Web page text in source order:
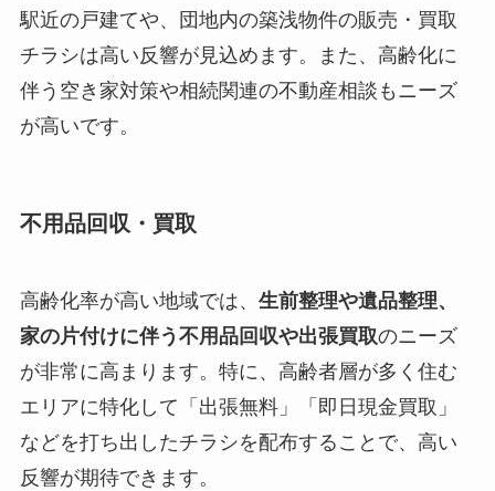
駅近の戸建てや、団地内の築浅物件の販売・買取
チラシは高い反響が見込めます。また、高齢化に
伴う空き家対策や相続関連の不動産相談もニーズ
が高いです。
不用品回収・買取
高齢化率が高い地域では、 生前整理や遺品整理、
家の片付けに伴う不用品回収や出張買取のニーズ
が非常に高まります。特に、高齢者層が多く住む
エリアに特化して「出張無料」「即日現金買取」
などを打ち出したチラシを配布することで、高い
反響が期待できます。